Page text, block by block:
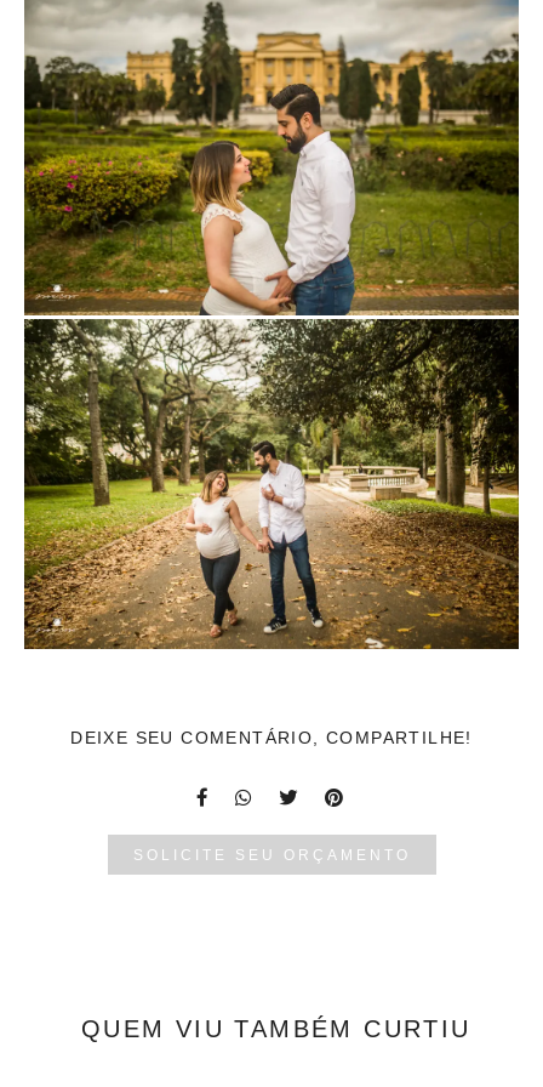
DEIXE SEU COMENTÁRIO, COMPARTILHE!
SOLICITE SEU ORÇAMENTO
QUEM VIU TAMBÉM CURTIU